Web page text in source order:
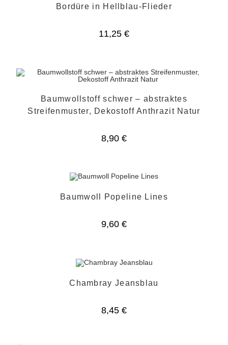
Bordüre in Hellblau-Flieder
11,25 €
Baumwollstoff schwer – abstraktes
Streifenmuster, Dekostoff Anthrazit Natur
8,90 €
Baumwoll Popeline Lines
9,60 €
Chambray Jeansblau
8,45 €